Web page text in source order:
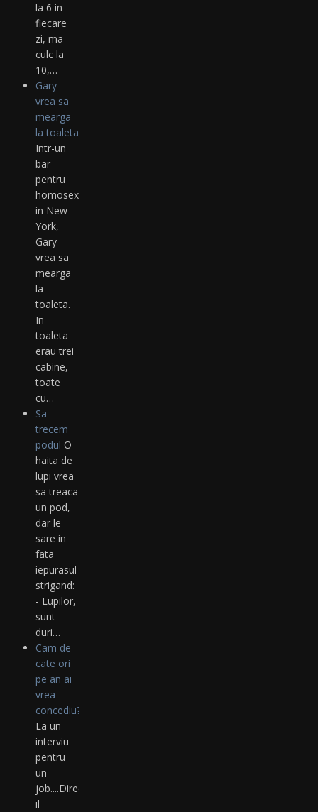
la 6 in
fiecare
zi, ma
culc la
10,…
Gary
vrea sa
mearga
la toaleta
Intr-un
bar
pentru
homosexuali,
in New
York,
Gary
vrea sa
mearga
la
toaleta.
In
toaleta
erau trei
cabine,
toate
cu…
Sa
trecem
podul O
haita de
lupi vrea
sa treaca
un pod,
dar le
sare in
fata
iepurasul
strigand:
- Lupilor,
sunt
duri…
Cam de
cate ori
pe an ai
vrea
concediu?
La un
interviu
pentru
un
job....Directorul
il